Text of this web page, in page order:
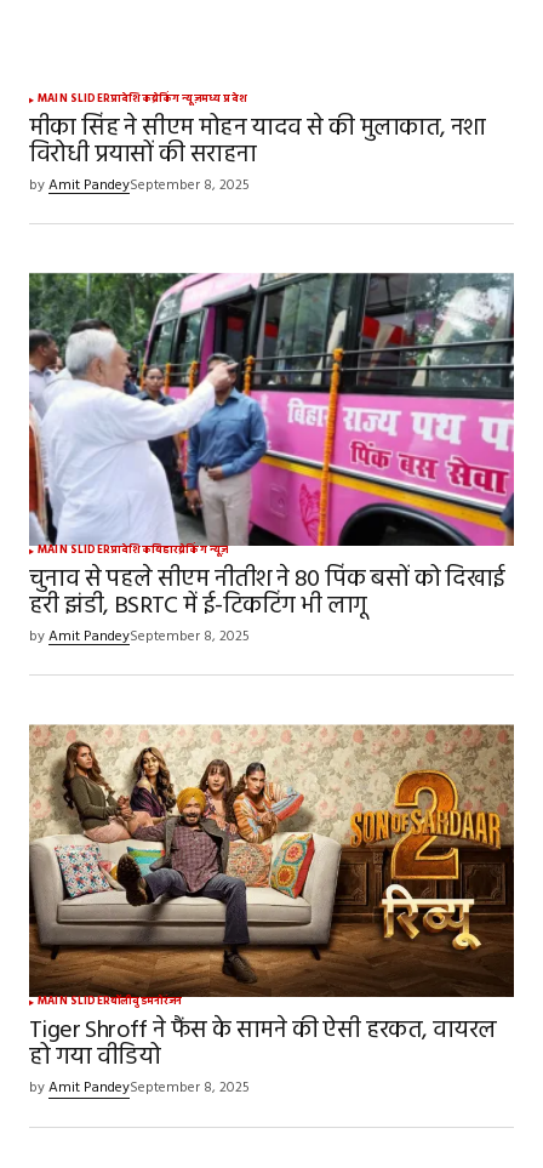
MAIN SLIDERप्रादेशिकब्रेकिंग न्यूज़मध्य प्रदेश
मीका सिंह ने सीएम मोहन यादव से की मुलाकात, नशा
विरोधी प्रयासों की सराहना
byAmit PandeySeptember 8, 2025
MAIN SLIDERप्रादेशिकबिहारब्रेकिंग न्यूज़
चुनाव से पहले सीएम नीतीश ने 80 पिंक बसों को दिखाई
हरी झंडी, BSRTC में ई-टिकटिंग भी लागू
byAmit PandeySeptember 8, 2025
MAIN SLIDERबॉलीवुडमनोरंजन
Tiger Shroff ने फैंस के सामने की ऐसी हरकत, वायरल
हो गया वीडियो
byAmit PandeySeptember 8, 2025